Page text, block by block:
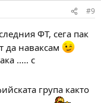
#9
ФТ, сега пак
да наваксам
..... с
група както